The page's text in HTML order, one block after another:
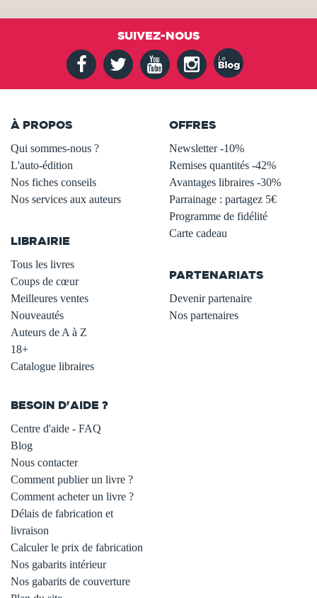
SUIVEZ-NOUS
À PROPOS
Qui sommes-nous ?
L'auto-édition
Nos fiches conseils
Nos services aux auteurs
LIBRAIRIE
Tous les livres
Coups de cœur
Meilleures ventes
Nouveautés
Auteurs de A à Z
18+
Catalogue libraires
OFFRES
Newsletter -10%
Remises quantités -42%
Avantages libraires -30%
Parrainage : partagez 5€
Programme de fidélité
Carte cadeau
PARTENARIATS
Devenir partenaire
Nos partenaires
BESOIN D'AIDE ?
Centre d'aide - FAQ
Blog
Nous contacter
Comment publier un livre ?
Comment acheter un livre ?
Délais de fabrication et
livraison
Calculer le prix de fabrication
Nos gabarits intérieur
Nos gabarits de couverture